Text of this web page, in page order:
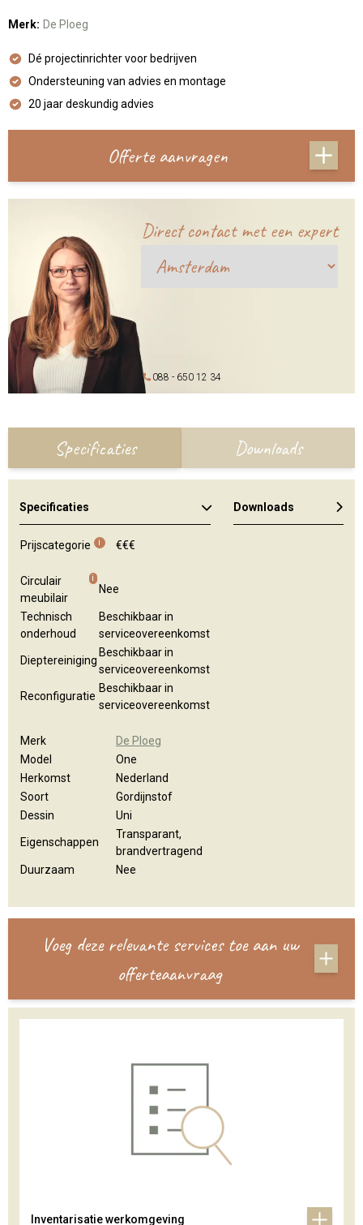
Merk: De Ploeg
Dé projectinrichter voor bedrijven
Ondersteuning van advies en montage
20 jaar deskundig advies
Offerte aanvragen
Direct contact met een expert
088 - 650 12 34
Specificaties Downloads
Specificaties
Prijscategorie i €€€
Circulair
meubilair
i
Nee
Technisch
onderhoud
Beschikbaar in
serviceovereenkomst
Dieptereiniging
Beschikbaar in
serviceovereenkomst
Reconfiguratie
Beschikbaar in
serviceovereenkomst
Merk
De Ploeg
Model
One
Herkomst
Nederland
Soort
Gordijnstof
Dessin
Uni
Eigenschappen
Transparant,
brandvertragend
Duurzaam
Nee
Downloads
Voeg deze relevante services toe aan uw
offerteaanvraag
Inventarisatie werkomgeving